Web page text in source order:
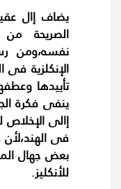
يضاف إال
الصريحة
نفسه،ومن
الإنكلزية
تأييدها
ينفى فكرة
إالى الإخلاص
فى الهند،لأن
بعض جهال
للأنكليز.